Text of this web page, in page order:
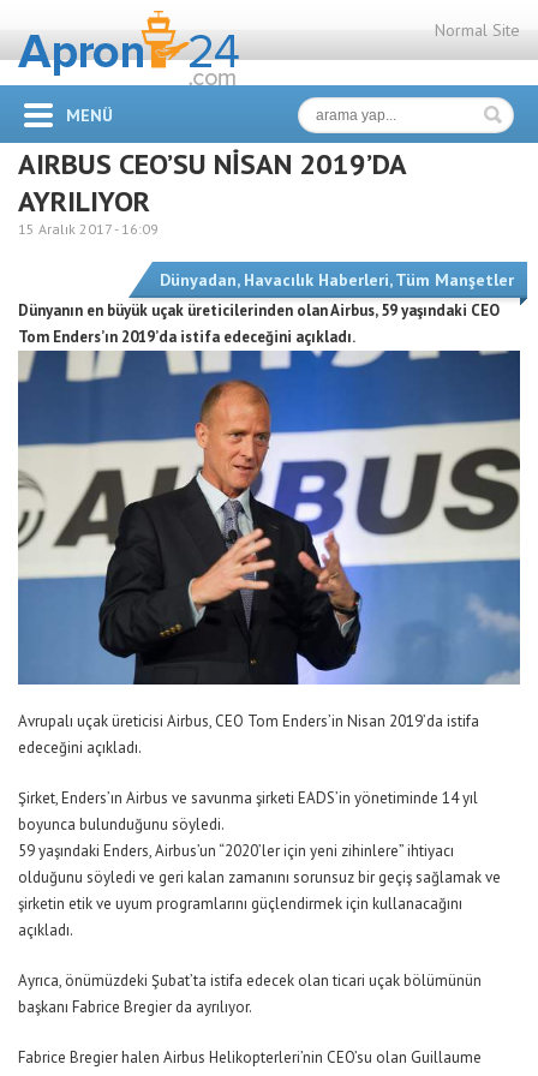
Normal Site
MENÜ
AIRBUS CEO’SU NİSAN 2019’DA
AYRILIYOR
15 Aralık 2017 - 16:09
Dünyadan, Havacılık Haberleri,Tüm Manşetler
Dünyanın en büyük uçak üreticilerinden olan Airbus, 59 yaşındaki CEO
Tom Enders’ın 2019’da istifa edeceğini açıkladı.
Avrupalı uçak üreticisi Airbus, CEO Tom Enders’in Nisan 2019’da istifa
edeceğini açıkladı.
Şirket, Enders’ın Airbus ve savunma şirketi EADS’in yönetiminde 14 yıl
boyunca bulunduğunu söyledi.
59 yaşındaki Enders, Airbus’un “2020’ler için yeni zihinlere” ihtiyacı
olduğunu söyledi ve geri kalan zamanını sorunsuz bir geçiş sağlamak ve
şirketin etik ve uyum programlarını güçlendirmek için kullanacağını
açıkladı.
Ayrıca, önümüzdeki Şubat’ta istifa edecek olan ticari uçak bölümünün
başkanı Fabrice Bregier da ayrılıyor.
Fabrice Bregier halen Airbus Helikopterleri’nin CEO’su olan Guillaume